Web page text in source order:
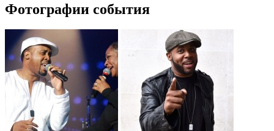
Фотографии события